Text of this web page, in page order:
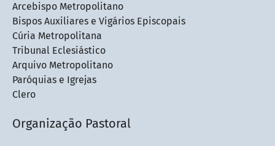
Arcebispo Metropolitano
Bispos Auxiliares e Vigários Episcopais
Cúria Metropolitana
Tribunal Eclesiástico
Arquivo Metropolitano
Paróquias e Igrejas
Clero
Organização Pastoral